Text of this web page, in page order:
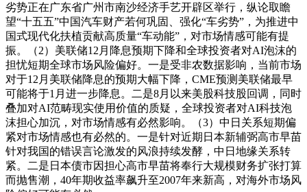
劣势正在广东省广州市南沙经济手艺开辟区举行，纵论取瞻
望“十五五”中国汽车财产若何巩固、强化“车劣势”，为推进中
国式现代化扶植贡献高质量“车动能”，对市场情感可能有提
振。（2）美联储12月降息预期下降和全球投资者对AI泡沫的
担忧短期全球市场风险偏好。一是受非农数据影响，当前市场
对于12月美联储降息的预期大幅下降，CME预测美联储最早
可能将于1月进一步降息。二是8月以来美股科技股回调，同时
叠加对AI范畴现实使用价值的质疑，全球投资者对AI科技泡
沫担心加沉，对市场情感有必然影响。（3）中日关系短期偏
紧对市场情感也有必然的。一是针对近期日本新辅弼高市早苗
针对我国的错误言论激发的风浪持续发酵，中日地缘关系转
紧。二是日本债市因担心高市早苗将奉行大规模财务扩张打算
而抛售潮，40年期收益率飙升至2007年来新高，对海外市场风